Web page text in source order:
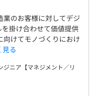
のお客様に対してデジ
掛け合わせて価値提供
向けてモノづくりにおけ
見る
ジニア【マネジメント／リ